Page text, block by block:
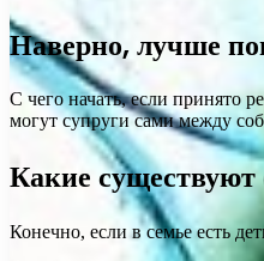
Наверно, лучше
С чего начать, если принято
могут супруги сами между
Какие существуют
Конечно, если в семье есть